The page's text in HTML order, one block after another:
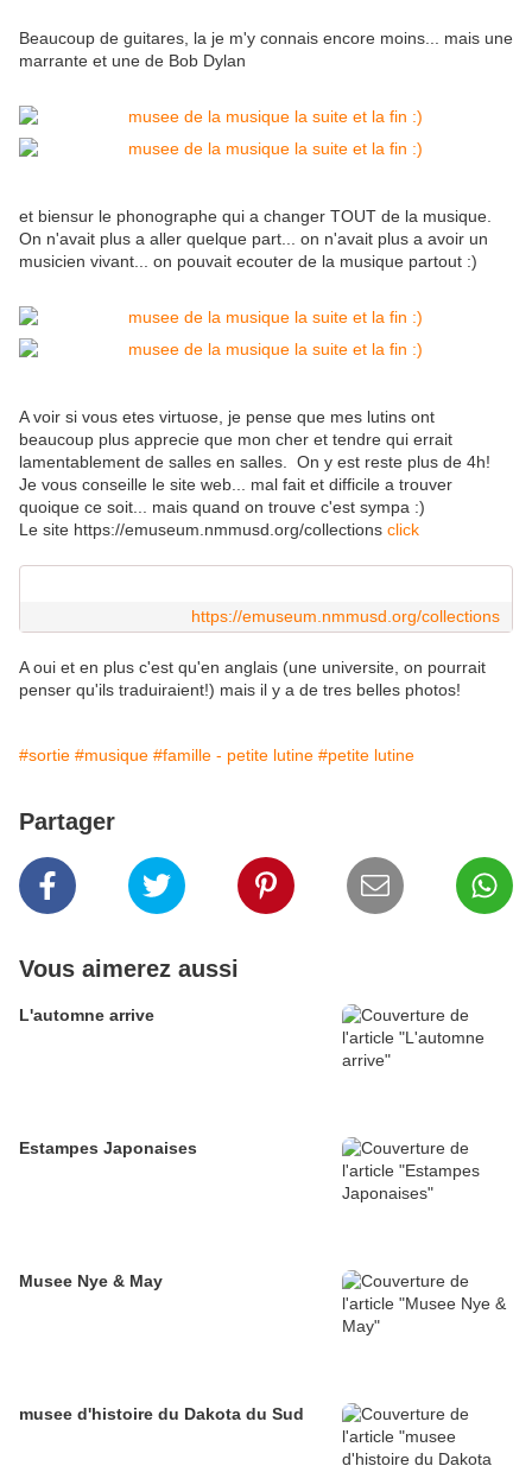
Beaucoup de guitares, la je m'y connais encore moins... mais une
marrante et une de Bob Dylan
et biensur le phonographe qui a changer TOUT de la musique.
On n'avait plus a aller quelque part... on n'avait plus a avoir un
musicien vivant... on pouvait ecouter de la musique partout :)
A voir si vous etes virtuose, je pense que mes lutins ont
beaucoup plus apprecie que mon cher et tendre qui errait
lamentablement de salles en salles. On y est reste plus de 4h!
Je vous conseille le site web... mal fait et difficile a trouver
quoique ce soit... mais quand on trouve c'est sympa :)
Le site https://emuseum.nmmusd.org/collections click
https://emuseum.nmmusd.org/collections
A oui et en plus c'est qu'en anglais (une universite, on pourrait
penser qu'ils traduiraient!) mais il y a de tres belles photos!
#sortie #musique #famille - petite lutine #petite lutine
Partager
Vous aimerez aussi
L'automne arrive
Estampes Japonaises
Musee Nye & May
musee d'histoire du Dakota du Sud